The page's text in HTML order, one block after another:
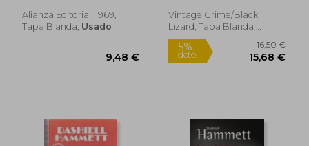
9,48
Alianza Editorial, 1969,
Tapa Blanda, Usado
Vintage Crime/Black
Lizard, Tapa Blanda,
Nuevo